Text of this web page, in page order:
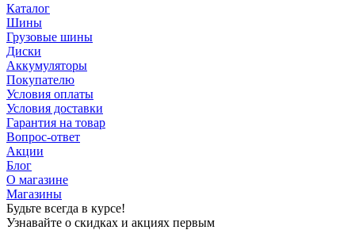
Каталог
Шины
Грузовые шины
Диски
Аккумуляторы
Покупателю
Условия оплаты
Условия доставки
Гарантия на товар
Вопрос-ответ
Акции
Блог
О магазине
Магазины
Будьте всегда в курсе!
Узнавайте о скидках и акциях первым